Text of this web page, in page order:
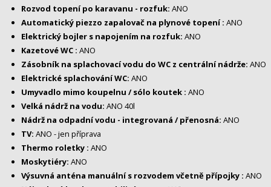
Rozvod topení po karavanu - rozfuk: ANO
Automatický piezzo zapalovač na plynové topení : ANO
Elektrický bojler s napojením na rozfuk: ANO
Kazetové WC : ANO
Zásobník na splachovací vodu do WC z centrální nádrže: ANO
Elektrické splachování WC: ANO
Umyvadlo mimo koupelnu / sólo koutek : ANO
Velká nádrž na vodu: ANO 40l
Nádrž na odpadní vodu - integrovaná / přenosná: ANO
TV: ANO - jen příprava
Thermo roletky : ANO
Moskytiéry: ANO
Výsuvná anténa manuální s rozvodem včetně přípojky : ANO